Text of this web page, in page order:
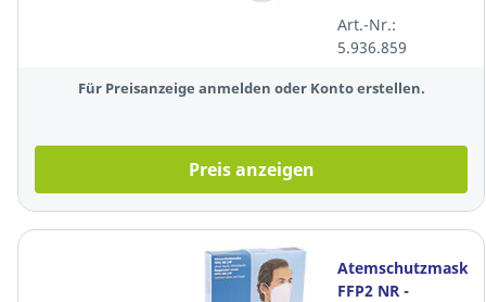
Art.-Nr.:
5.936.859
Für Preisanzeige anmelden oder Konto erstellen.
Preis anzeigen
Atemschutzmaske
FFP2 NR -